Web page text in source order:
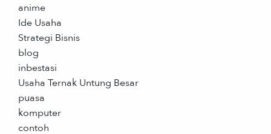
anime
Ide Usaha
Strategi Bisnis
blog
inbestasi
Usaha Ternak Untung Besar
puasa
komputer
contoh